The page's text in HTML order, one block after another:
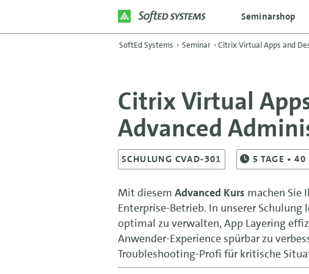
Seminarshop
SoftEd Systems › Seminar › Citrix Virtual Apps and
Citrix Virtual
Advanced
SCHULUNG CVAD-301 5TAGE • 40
Mit diesem Advanced Kurs machen Sie
Enterprise-Betrieb. In unserer Schulung
optimal zu verwalten, App Layering
Anwender-Experience spürbar zu
Troubleshooting-Profi für kritische